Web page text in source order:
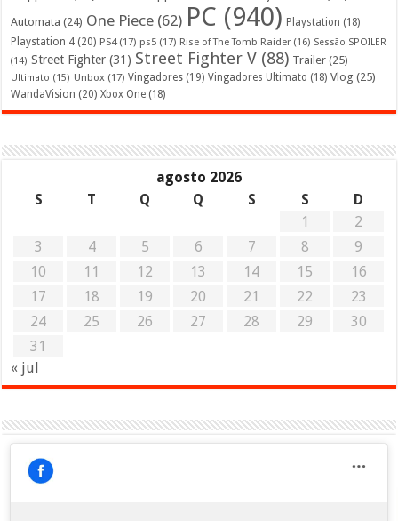
Automata (24) One Piece (62) PC (940) Playstation (18)
Playstation 4 (20) PS4(17) ps5 (17) Rise of The Tomb Raider (16) Sessão SPOILER
(14) Street Fighter (31) Street Fighter V (88) Trailer (25)
Ultimato (15) Unbox (17) Vingadores (19) Vingadores Ultimato (18) Vlog (25)
WandaVision (20) Xbox One (18)
agosto 2026
S
T Q Q S S
D
1
2
3
4 5 6 7 8
9
10
11 12 13 14 15
16
17
18 19 20 21 22
23
24
25 26 27 28 29
30
31
« jul